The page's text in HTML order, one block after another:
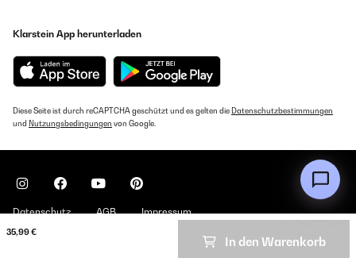
35,99 €
In den Warenkorb
Klarstein App herunterladen
Diese Seite ist durch reCAPTCHA geschützt und es gelten die Datenschutzbestimmungen
und Nutzungsbedingungen von Google.
Datenschutz AGB Impressum
Copyright © 2026 Klarstein. All rights reserved